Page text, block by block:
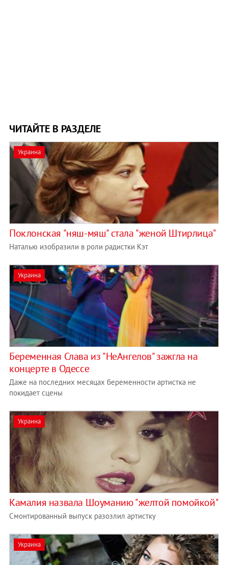
ЧИТАЙТЕ В РАЗДЕЛЕ
Украина
Поклонская "няш-мяш" стала "женой Штирлица"
Наталью изобразили в роли радистки Кэт
Украина
Беременная Слава из "НеАнгелов" зажгла на
концерте в Одессе
Даже на последних месяцах беременности артистка не
покидает сцены
Украина
Камалия назвала Шоуманию "желтой помойкой"
Смонтированный выпуск разозлил артистку
Украина